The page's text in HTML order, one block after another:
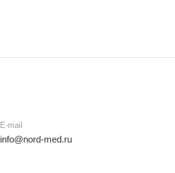
E-mail
info@nord-med.ru